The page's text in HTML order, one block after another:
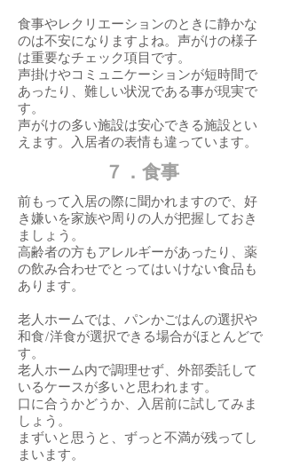
食事やレクリエーションのときに静かな
のは不安になりますよね。声がけの様子
は重要なチェック項目です。
声掛けやコミュニケーションが短時間で
あったり、難しい状況である事が現実で
す。
​声がけの多い施設は安心できる施設とい
えます。入居者の表情も違っています。
​７．食事
前もって入居の際に聞かれますので、好
き嫌いを家族や周りの人が把握しておき
ましょう。
高齢者の方もアレルギーがあったり、薬
の飲み合わせでとってはいけない食品も
あります。
老人ホームでは、パンかごはんの選択や
和食/洋食が選択できる場合がほとんどで
す。
老人ホーム内で調理せず、外部委託して
いるケースが多いと思われます。
​口に合うかどうか、入居前に試してみま
しょう。
まずいと思うと、ずっと不満が残ってし
まいます。